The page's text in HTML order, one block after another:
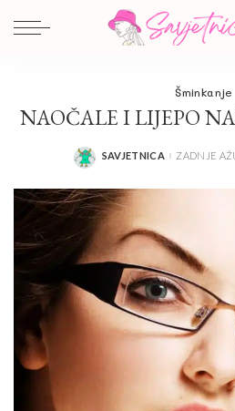
Šminkanje
NAOČALE I LIJEPO
POSTED
SAVJETNICA ZADNJE